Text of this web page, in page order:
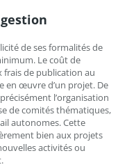
de ses formalités de
Le coût de
de publication au
en œuvre d’un projet. De
l’organisation
de comités thématiques,
autonomes. Cette
bien aux projets
activités ou